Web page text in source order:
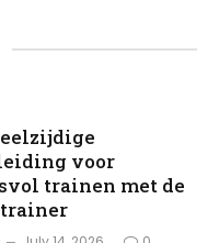
voor
trainen met de